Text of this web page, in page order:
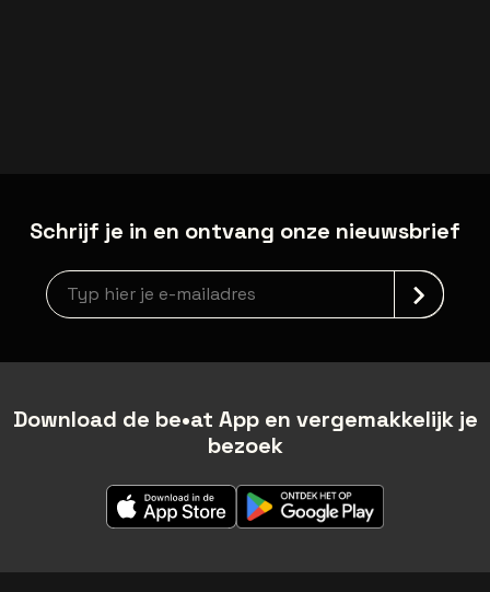
Schrijf je in en ontvang onze nieuwsbrief
Nieuwsbrief aanmelding
Download de be•at App en vergemakkelijk je
bezoek